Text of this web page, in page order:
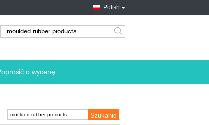
Polish
search
o wycenę